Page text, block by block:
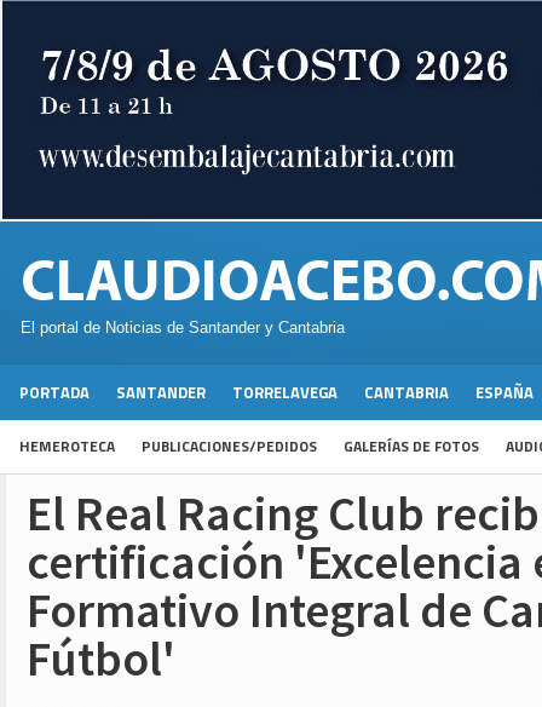
El portal de Noticias de Santander y Cantabria
PORTADA SANTANDER TORRELAVEGA CANTABRIA ESPAÑA
HEMEROTECA PUBLICACIONES/PEDIDOS GALERÍAS DE FOTOS
El Real Racing Club
certificación 'Excelencia
Formativo Integral de
Fútbol'